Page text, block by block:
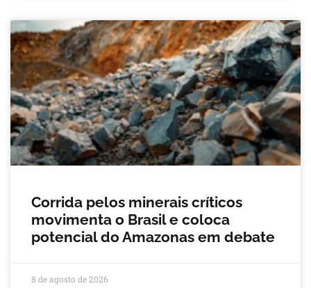
Corrida pelos minerais críticos
movimenta o Brasil e coloca
potencial do Amazonas em debate
8 de agosto de 2026